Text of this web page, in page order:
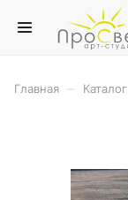
Главная Каталог